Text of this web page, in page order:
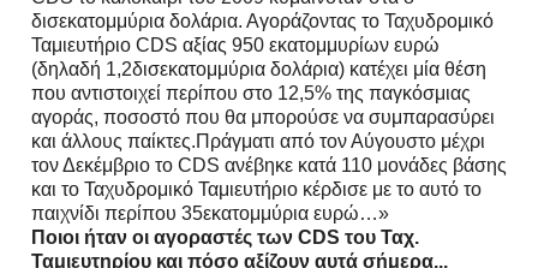
δισεκατομμύρια δολάρια. Αγοράζοντας το Ταχυδρομικό
Ταμιευτήριο CDS αξίας 950 εκατομμυρίων ευρώ
(δηλαδή 1,2δισεκατομμύρια δολάρια) κατέχει μία θέση
που αντιστοιχεί περίπου στο 12,5% της παγκόσμιας
αγοράς, ποσοστό που θα μπορούσε να συμπαρασύρει
και άλλους παίκτες.Πράγματι από τον Αύγουστο μέχρι
τον Δεκέμβριο το CDS ανέβηκε κατά 110 μονάδες βάσης
και το Ταχυδρομικό Ταμιευτήριο κέρδισε με το αυτό το
παιχνίδι περίπου 35εκατομμύρια ευρώ…»
Ποιοι ήταν οι αγοραστές των CDS του Ταχ.
Ταμιευτηρίου και πόσο αξίζουν αυτά σήμερα...